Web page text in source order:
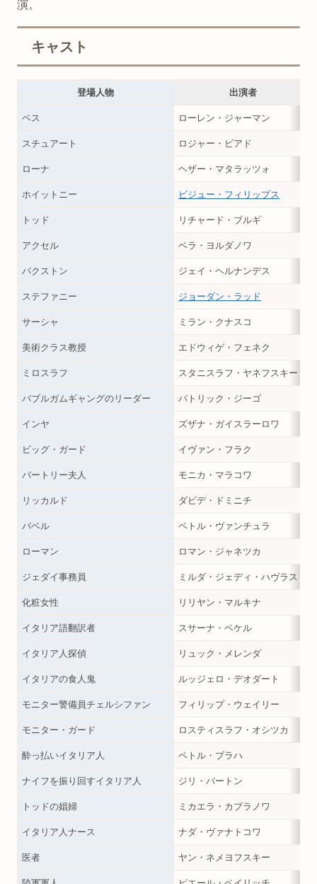
演。
キャスト
登場人物 出演者
ベス ローレン・ジャーマン
スチュアート ロジャー・ビアド
ローナ ヘザー・マタラッツォ
ホイットニー ビジュー・フィリップス
トッド リチャード・ブルギ
アクセル ベラ・ヨルダノワ
パクストン ジェイ・ヘルナンデス
ステファニー ジョーダン・ラッド
サーシャ ミラン・クナスコ
美術クラス教授 エドウィゲ・フェネク
ミロスラフ スタニスラフ・ヤネフスキー
バブルガムギャングのリーダー パトリック・ジーゴ
インヤ ズザナ・ガイスラーロワ
ビッグ・ガード イヴァン・フラク
バートリー夫人 モニカ・マラコワ
リッカルド ダビデ・ドミニチ
パベル ペトル・ヴァンチュラ
ローマン ロマン・ジャネツカ
ジェダイ事務員 ミルダ・ジェディ・ハヴラス
化粧女性 リリヤン・マルキナ
イタリア語翻訳者 スサーナ・ベケル
イタリア人探偵 リュック・メレンダ
イタリアの食人鬼 ルッジェロ・デオダート
モニター警備員チェルシファン フィリップ・ウェイリー
モニター・ガード ロスティスラフ・オシツカ
酔っ払いイタリア人 ペトル・ブラハ
ナイフを振り回すイタリア人 ジリ・バートン
トッドの娼婦 ミカエラ・カプラノワ
イタリア人ナース ナダ・ヴァナトコワ
医者 ヤン・ネメヨフスキー